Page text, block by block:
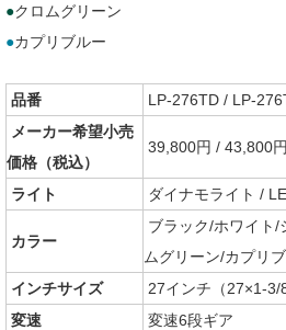
●クロムグリーン
●カプリブルー
品番
LP-276TD / LP-
メーカー希望小売
価格（税込）
39,800円 / 43,800円
ライト ダイナモライト /
カラー
ブラック/ホワイト/
ムグリーン/カプリ
インチサイズ
27インチ（27×1-3/
変速
変速6段ギア